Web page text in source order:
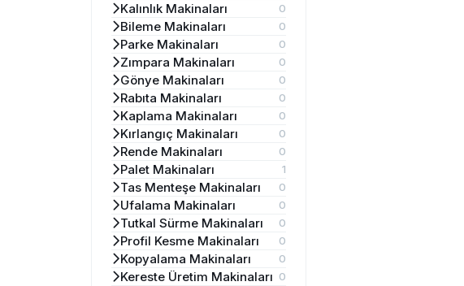
Kalınlık Makinaları 0
Bileme Makinaları 0
Parke Makinaları 0
Zımpara Makinaları 0
Gönye Makinaları 0
Rabıta Makinaları 0
Kaplama Makinaları 0
Kırlangıç Makinaları 0
Rende Makinaları 0
Palet Makinaları 1
Tas Menteşe Makinaları 0
Ufalama Makinaları 0
Tutkal Sürme Makinaları 0
Profil Kesme Makinaları 0
Kopyalama Makinaları 0
Kereste Üretim Makinaları 0